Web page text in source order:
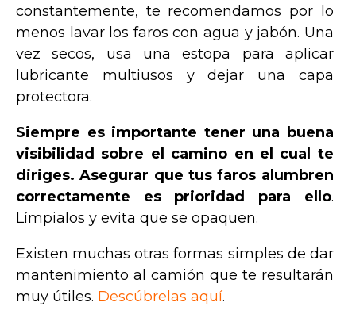
constantemente, te recomendamos por lo
menos lavar los faros con agua y jabón. Una
vez secos, usa una estopa para aplicar
lubricante multiusos y dejar una capa
protectora.
Siempre es importante tener una buena
visibilidad sobre el camino en el cual te
diriges. Asegurar que tus faros alumbren
correctamente es prioridad para ello.
Límpialos y evita que se opaquen.
Existen muchas otras formas simples de dar
mantenimiento al camión que te resultarán
muy útiles. Descúbrelas aquí.